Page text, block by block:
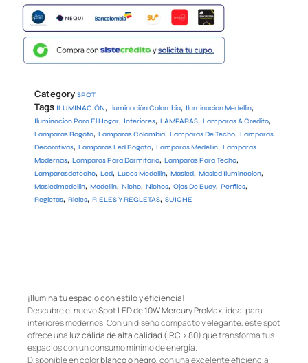
Category SPOT
Tags ILUMINACIÓN, Iluminaciòn Colombia, Iluminacion Medellin,
Iluminacion Para El Hogar, Interiores, LAMPARAS, Lamparas A Credito,
Lamparas Bogota, Lamparas Colombia, Lamparas De Techo, Lamparas
Decorativas, Lamparas Led Bogota, Lamparas Medellin, Lamparas
Modernas, Lamparas Para Dormitorio, Lamparas Para Techo,
Lamparasdetecho, Led, Luces Medellin, Masled, Masled Iluminacion,
Masledmedellin, Medellin, Nicho, Nichos, Ojos De Buey, Perfiles,
Regletas, Rieles, RIELES Y REGLETAS, SUICHE
¡Ilumina tu espacio con estilo y eficiencia!
Descubre el nuevoSpot LED de 10W Mercury ProMax, ideal para
interiores modernos. Con un diseño compacto y elegante, este spot
ofrece una luz cálida de alta calidad (IRC > 80)que transforma tus
espacios con un consumo mínimo de energía.
Disponible en colorblanco o negro, con una excelente eficiencia